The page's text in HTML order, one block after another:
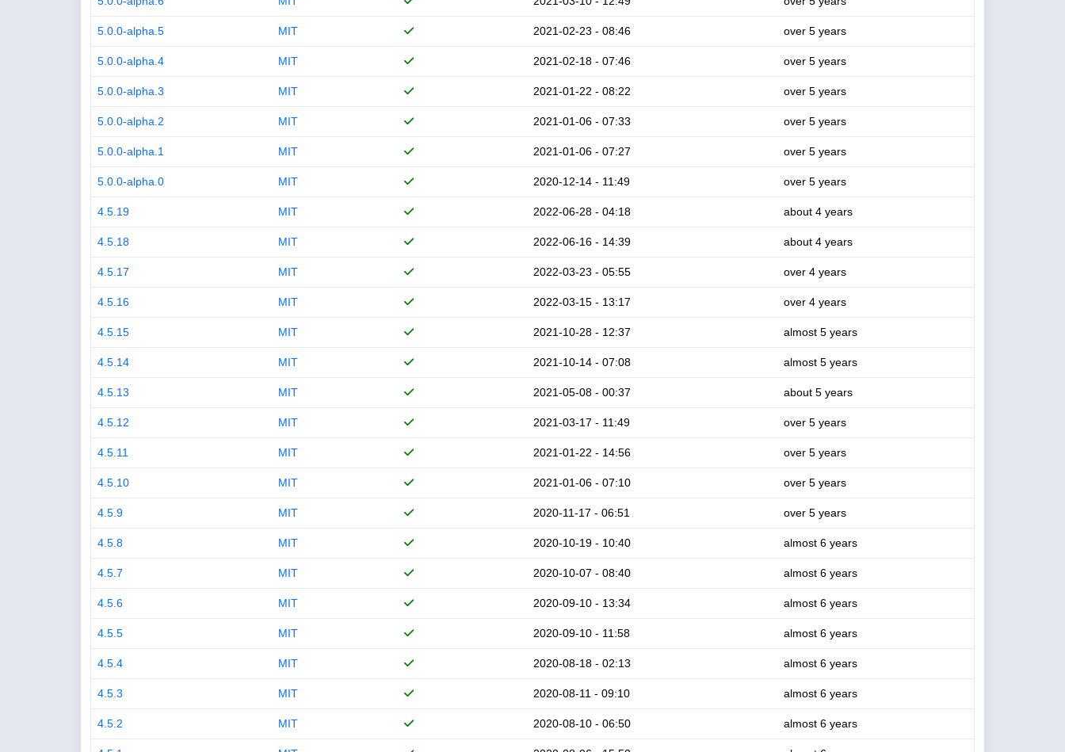
5.0.0-alpha.5 MIT 2021-02-23 - 08:46 over 5 years
5.0.0-alpha.4 MIT 2021-02-18 - 07:46 over 5 years
5.0.0-alpha.3 MIT 2021-01-22 - 08:22 over 5 years
5.0.0-alpha.2 MIT 2021-01-06 - 07:33 over 5 years
5.0.0-alpha.1 MIT 2021-01-06 - 07:27 over 5 years
5.0.0-alpha.0 MIT 2020-12-14 - 11:49 over 5 years
4.5.19 MIT 2022-06-28 - 04:18 about 4 years
4.5.18 MIT 2022-06-16 - 14:39 about 4 years
4.5.17 MIT 2022-03-23 - 05:55 over 4 years
4.5.16 MIT 2022-03-15 - 13:17 over 4 years
4.5.15 MIT 2021-10-28 - 12:37 almost 5 years
4.5.14 MIT 2021-10-14 - 07:08 almost 5 years
4.5.13 MIT 2021-05-08 - 00:37 about 5 years
4.5.12 MIT 2021-03-17 - 11:49 over 5 years
4.5.11 MIT 2021-01-22 - 14:56 over 5 years
4.5.10 MIT 2021-01-06 - 07:10 over 5 years
4.5.9 MIT 2020-11-17 - 06:51 over 5 years
4.5.8 MIT 2020-10-19 - 10:40 almost 6 years
4.5.7 MIT 2020-10-07 - 08:40 almost 6 years
4.5.6 MIT 2020-09-10 - 13:34 almost 6 years
4.5.5 MIT 2020-09-10 - 11:58 almost 6 years
4.5.4 MIT 2020-08-18 - 02:13 almost 6 years
4.5.3 MIT 2020-08-11 - 09:10 almost 6 years
4.5.2 MIT 2020-08-10 - 06:50 almost 6 years